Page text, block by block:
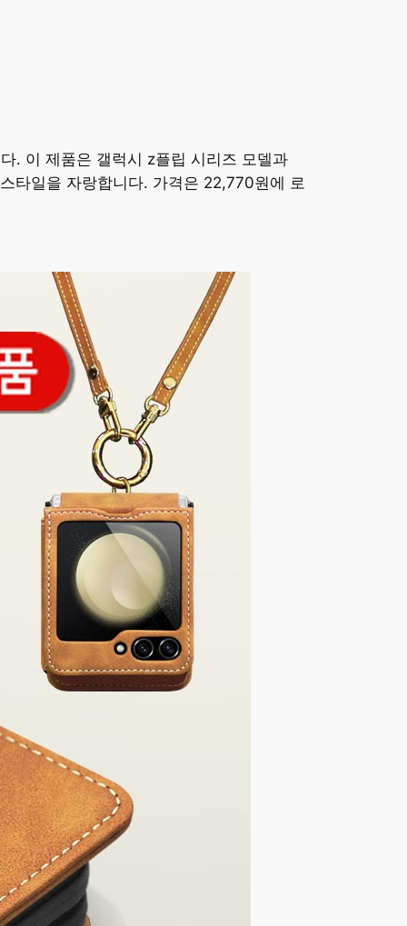
. 이 제품은 갤럭시 z플립 시리즈 모델과
타일을 자랑합니다. 가격은 22,770원에 로